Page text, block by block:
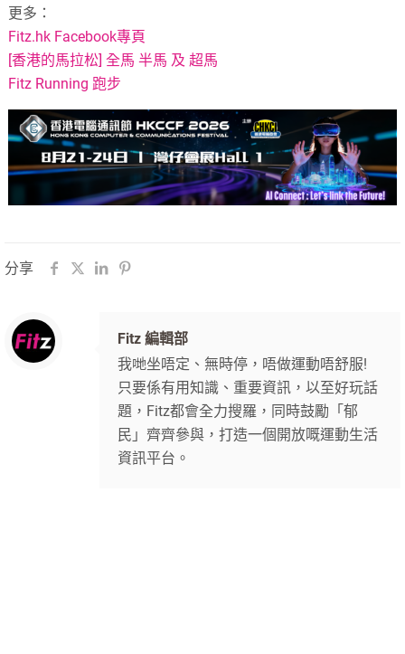
更多：
Fitz.hk Facebook專頁
[香港的馬拉松] 全馬 半馬 及 超馬
Fitz Running 跑步
分享
Fitz 編輯部
我哋坐唔定、無時停，唔做運動唔舒服!
只要係有用知識、重要資訊，以至好玩話
題，Fitz都會全力搜羅，同時鼓勵「郁
民」齊齊參與，打造一個開放嘅運動生活
資訊平台。